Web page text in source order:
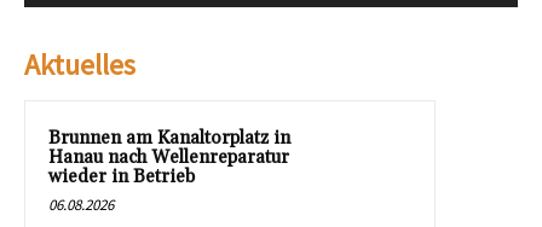
Aktuelles
Brunnen am Kanaltorplatz in
Hanau nach Wellenreparatur
wieder in Betrieb
06.08.2026